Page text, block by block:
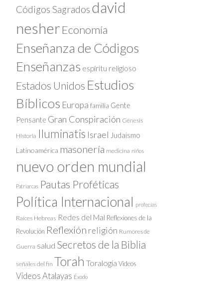
Códigos Sagrados david
nesher Economía
Enseñanza de Códigos
Enseñanzas espíritu religioso
Estados Unidos Estudios
Bíblicos Europa familia Gente
Pensante Gran Conspiración Génesis
Historia Iluminatis Israel Judaísmo
Latinoamérica masonería medicina niños
nuevo orden mundial
Patriarcas Pautas Proféticas
Política Internacional profecías
Raíces Hebreas Redes del Mal Reflexiones de la
Revolución Reflexión religión Rumores de
Guerra salud Secretos de la Biblia
señales del fin Torah Toralogía Videos
Videos Atalayas Éxodo